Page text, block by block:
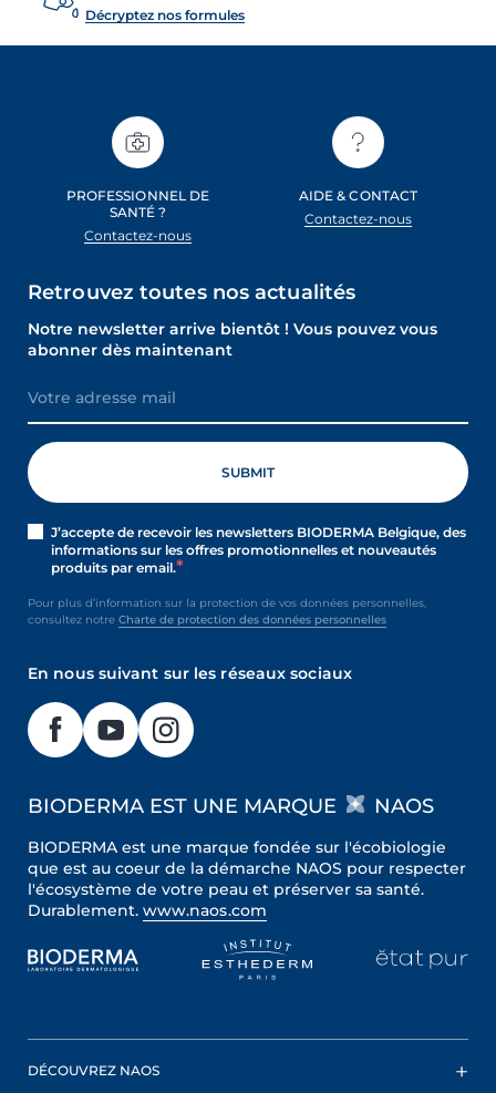
des informations sur les
et nouveautés produits par
sur la protection de vos données
consultez notre
Décryptez nos formules
PROFESSIONNEL DE
SANTÉ ?
Contactez-nous
AIDE & CONTACT
Contactez-nous
Retrouvez toutes nos actualités
Notre newsletter arrive bientôt ! Vous pouvez vous
abonner dès maintenant
J’accepte de recevoir les newsletters BIODERMA Belgique, des
informations sur les offres promotionnelles et nouveautés
produits par email.
Pour plus d’information sur la protection de vos données personnelles,
consultez notre Charte de protection des données personnelles
En nous suivant sur les réseaux sociaux
BIODERMA EST UNE MARQUE NAOS
BIODERMA est une marque fondée sur l'écobiologie
que est au coeur de la démarche NAOS pour respecter
l'écosystème de votre peau et préserver sa santé.
Durablement. www.naos.com
DÉCOUVREZ NAOS